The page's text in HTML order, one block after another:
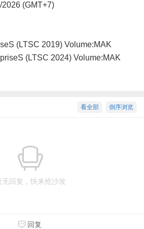
(GMT+7)
(LTSC 2019) Volume:MAK
(LTSC 2024) Volume:MAK
倒序浏览
看全部
无回复，快来抢沙发
回复